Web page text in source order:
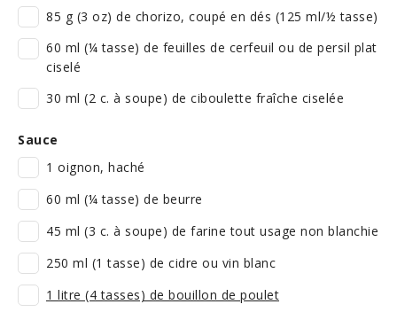
85 g (3 oz) de chorizo, coupé en dés (125 ml/½ tasse)
60 ml (¼ tasse) de feuilles de cerfeuil ou de persil plat
ciselé
30 ml (2 c. à soupe) de ciboulette fraîche ciselée
Sauce
1 oignon, haché
60 ml (¼ tasse) de beurre
45 ml (3 c. à soupe) de farine tout usage non blanchie
250 ml (1 tasse) de cidre ou vin blanc
1 litre (4 tasses) de bouillon de poulet